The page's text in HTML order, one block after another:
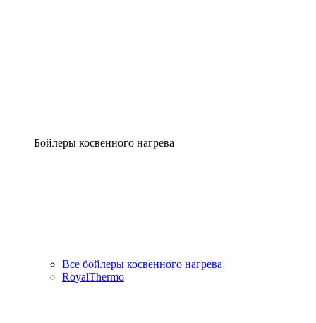
Бойлеры косвенного нагрева
Все бойлеры косвенного нагрева
RoyalThermo